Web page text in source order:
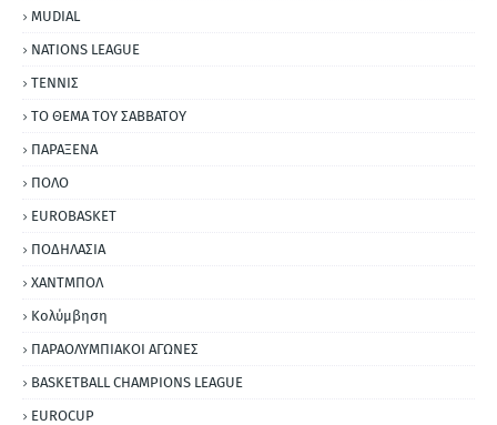
MUDIAL
NATIONS LEAGUE
ΤΕΝΝΙΣ
ΤΟ ΘΕΜΑ ΤΟΥ ΣΑΒΒΑΤΟΥ
ΠΑΡΑΞΕΝΑ
ΠΟΛΟ
EUROBASKET
ΠΟΔΗΛΑΣΙΑ
ΧΑΝΤΜΠΟΛ
Κολύμβηση
ΠΑΡΑΟΛΥΜΠΙΑΚΟΙ ΑΓΩΝΕΣ
BASKETBALL CHAMPIONS LEAGUE
EUROCUP